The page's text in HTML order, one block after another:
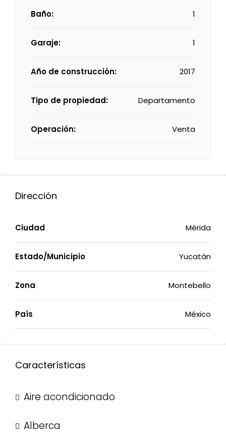
Baño: 1
Garaje: 1
Año de construcción: 2017
Tipo de propiedad: Departamento
Operación: Venta
Dirección
Ciudad Mérida
Estado/Municipio Yucatán
Zona Montebello
País México
Características
Aire acondicionado
Alberca